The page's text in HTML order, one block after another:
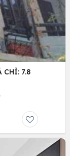
CHỈ: 7.8